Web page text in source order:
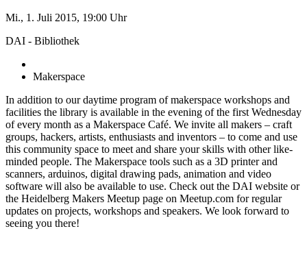
Mi., 1. Juli 2015, 19:00 Uhr
DAI - Bibliothek
Makerspace
In addition to our daytime program of makerspace workshops and
facilities the library is available in the evening of the first Wednesday
of every month as a Makerspace Café. We invite all makers – craft
groups, hackers, artists, enthusiasts and inventors – to come and use
this community space to meet and share your skills with other like-
minded people. The Makerspace tools such as a 3D printer and
scanners, arduinos, digital drawing pads, animation and video
software will also be available to use. Check out the DAI website or
the Heidelberg Makers Meetup page on Meetup.com for regular
updates on projects, workshops and speakers. We look forward to
seeing you there!